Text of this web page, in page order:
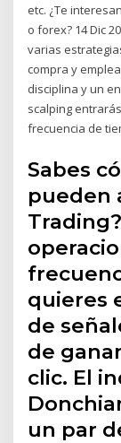
etc. ¿Te
o forex? 14 Dic
varias
compra y
disciplina y un
scalping
frecuencia de
Sabes
pueden
quieres
de
de
clic. El
un par